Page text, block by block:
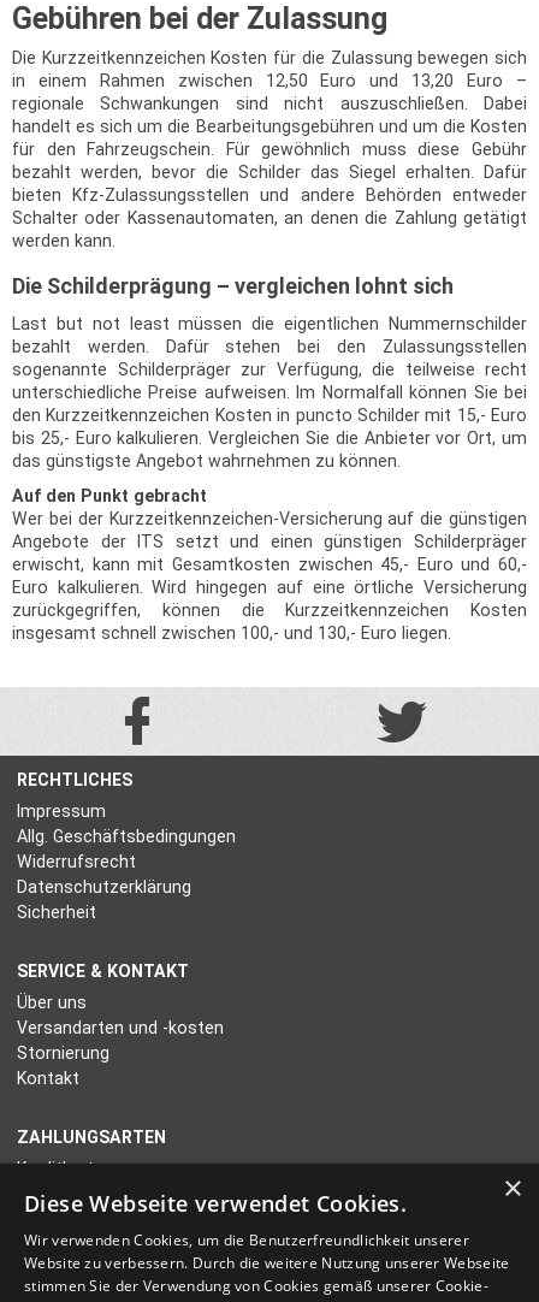
Gebühren bei der Zulassung
Die Kurzzeitkennzeichen Kosten für die Zulassung bewegen sich
in einem Rahmen zwischen 12,50 Euro und 13,20 Euro –
regionale Schwankungen sind nicht auszuschließen. Dabei
handelt es sich um die Bearbeitungsgebühren und um die Kosten
für den Fahrzeugschein. Für gewöhnlich muss diese Gebühr
bezahlt werden, bevor die Schilder das Siegel erhalten. Dafür
bieten Kfz-Zulassungsstellen und andere Behörden entweder
Schalter oder Kassenautomaten, an denen die Zahlung getätigt
werden kann.
Die Schilderprägung – vergleichen lohnt sich
Last but not least müssen die eigentlichen Nummernschilder
bezahlt werden. Dafür stehen bei den Zulassungsstellen
sogenannte Schilderpräger zur Verfügung, die teilweise recht
unterschiedliche Preise aufweisen. Im Normalfall können Sie bei
den Kurzzeitkennzeichen Kosten in puncto Schilder mit 15,- Euro
bis 25,- Euro kalkulieren. Vergleichen Sie die Anbieter vor Ort, um
das günstigste Angebot wahrnehmen zu können.
Auf den Punkt gebracht
Wer bei der Kurzzeitkennzeichen-Versicherung auf die günstigen
Angebote der ITS setzt und einen günstigen Schilderpräger
erwischt, kann mit Gesamtkosten zwischen 45,- Euro und 60,-
Euro kalkulieren. Wird hingegen auf eine örtliche Versicherung
zurückgegriffen, können die Kurzzeitkennzeichen Kosten
insgesamt schnell zwischen 100,- und 130,- Euro liegen.
RECHTLICHES
Impressum
Allg. Geschäftsbedingungen
Widerrufsrecht
Datenschutzerklärung
Sicherheit
SERVICE & KONTAKT
Über uns
Versandarten und -kosten
Stornierung
Kontakt
ZAHLUNGSARTEN
Kreditkarte
Paypal
Vorauszahlung
×
Diese Webseite verwendet Cookies.
Wir verwenden Cookies, um die Benutzerfreundlichkeit unserer
Website zu verbessern. Durch die weitere Nutzung unserer Webseite
stimmen Sie der Verwendung von Cookies gemäß unserer Cookie-